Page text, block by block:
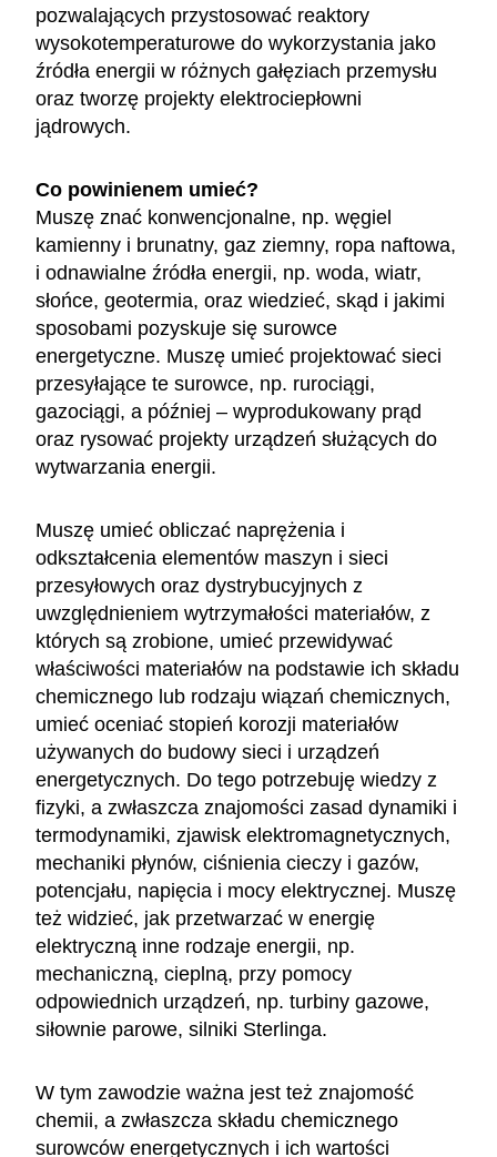
pozwalających przystosować reaktory
wysokotemperaturowe do wykorzystania jako
źródła energii w różnych gałęziach przemysłu
oraz tworzę projekty elektrociepłowni
jądrowych.
Co powinienem umieć?
Muszę znać konwencjonalne, np. węgiel
kamienny i brunatny, gaz ziemny, ropa naftowa,
i odnawialne źródła energii, np. woda, wiatr,
słońce, geotermia, oraz wiedzieć, skąd i jakimi
sposobami pozyskuje się surowce
energetyczne. Muszę umieć projektować sieci
przesyłające te surowce, np. rurociągi,
gazociągi, a później – wyprodukowany prąd
oraz rysować projekty urządzeń służących do
wytwarzania energii.
Muszę umieć obliczać naprężenia i
odkształcenia elementów maszyn i sieci
przesyłowych oraz dystrybucyjnych z
uwzględnieniem wytrzymałości materiałów, z
których są zrobione, umieć przewidywać
właściwości materiałów na podstawie ich składu
chemicznego lub rodzaju wiązań chemicznych,
umieć oceniać stopień korozji materiałów
używanych do budowy sieci i urządzeń
energetycznych. Do tego potrzebuję wiedzy z
fizyki, a zwłaszcza znajomości zasad dynamiki i
termodynamiki, zjawisk elektromagnetycznych,
mechaniki płynów, ciśnienia cieczy i gazów,
potencjału, napięcia i mocy elektrycznej. Muszę
też widzieć, jak przetwarzać w energię
elektryczną inne rodzaje energii, np.
mechaniczną, cieplną, przy pomocy
odpowiednich urządzeń, np. turbiny gazowe,
siłownie parowe, silniki Sterlinga.
W tym zawodzie ważna jest też znajomość
chemii, a zwłaszcza składu chemicznego
surowców energetycznych i ich wartości